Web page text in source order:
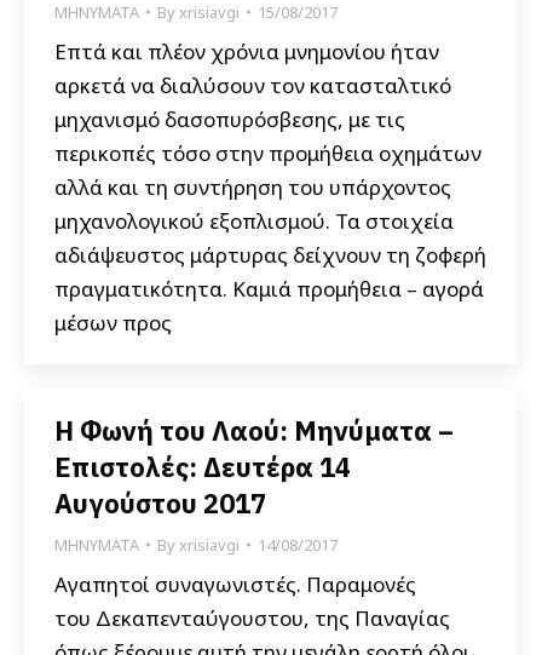
ΜΗΝΥΜΑΤΑ Byxrisiavgi 15/08/2017
Επτά και πλέον χρόνια μνημονίου ήταν
αρκετά να διαλύσουν τον κατασταλτικό
μηχανισμό δασοπυρόσβεσης, με τις
περικοπές τόσο στην προμήθεια οχημάτων
αλλά και τη συντήρηση του υπάρχοντος
μηχανολογικού εξοπλισμού. Τα στοιχεία
αδιάψευστος μάρτυρας δείχνουν τη ζοφερή
πραγματικότητα. Καμιά προμήθεια – αγορά
μέσων προς
Η Φωνή του Λαού: Μηνύματα –
Επιστολές: Δευτέρα 14
Αυγούστου 2017
ΜΗΝΥΜΑΤΑ Byxrisiavgi 14/08/2017
Αγαπητοί συναγωνιστές. Παραμονές
του Δεκαπενταύγουστου, της Παναγίας